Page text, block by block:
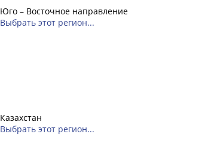
Юго – Восточное направление
Выбрать этот регион...
Казахстан
Выбрать этот регион...